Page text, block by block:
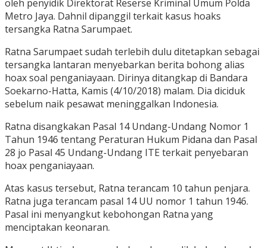
oleh penyidik Direktorat Reserse Kriminal Umum Polda
Metro Jaya. Dahnil dipanggil terkait kasus hoaks
tersangka Ratna Sarumpaet.
Ratna Sarumpaet sudah terlebih dulu ditetapkan sebagai
tersangka lantaran menyebarkan berita bohong alias
hoax soal penganiayaan. Dirinya ditangkap di Bandara
Soekarno-Hatta, Kamis (4/10/2018) malam. Dia diciduk
sebelum naik pesawat meninggalkan Indonesia.
Ratna disangkakan Pasal 14 Undang-Undang Nomor 1
Tahun 1946 tentang Peraturan Hukum Pidana dan Pasal
28 jo Pasal 45 Undang-Undang ITE terkait penyebaran
hoax penganiayaan.
Atas kasus tersebut, Ratna terancam 10 tahun penjara.
Ratna juga terancam pasal 14 UU nomor 1 tahun 1946.
Pasal ini menyangkut kebohongan Ratna yang
menciptakan keonaran.